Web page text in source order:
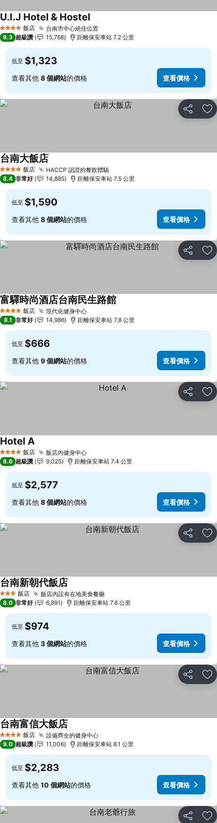
4 星級 飯店 台南市中心絕佳位置
U.I.J Hotel & Hostel
9.3 超級讚 15,768 距離保安車站 7.2 公里
低至 $1,323
查看其他 8 個網站的價格 查看價格
分享 加
4 星級 飯店 HACCP 認證的餐飲體驗
台南大飯店
8.4 非常好 14,885 距離保安車站 7.5 公里
低至 $1,590
查看其他 8 個網站的價格 查看價格
分享 加
4 星級 飯店 現代化健身中心
富驛時尚酒店台南民生路館
8.1 非常好 14,986 距離保安車站 7.8 公里
低至 $666
查看其他 9 個網站的價格 查看價格
分享 加
4 星級 飯店 飯店內健身中心
Hotel A
8.6 超級讚 9,025 距離保安車站 7.4 公里
低至 $2,577
查看其他 8 個網站的價格 查看價格
分享 加
3 星級 飯店 飯店內設有在地美食餐廳
台南新朝代飯店
8.0 非常好 6,891 距離保安車站 7.6 公里
低至 $974
查看其他 3 個網站的價格 查看價格
分享 加
4 星級 飯店 設備齊全的健身中心
台南富信大飯店
9.0 超級讚 11,006 距離保安車站 8.1 公里
低至 $2,283
查看其他 10 個網站的價格 查看價格
分享 加